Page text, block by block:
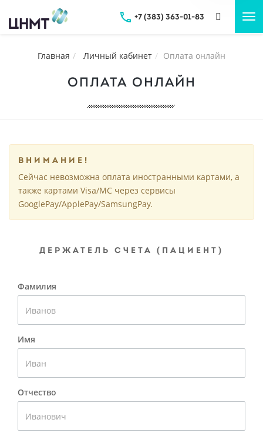
+7 (383) 363-01-83
Главная Личный кабинет Оплата онлайн
ОПЛАТА ОНЛАЙН
ВНИМАНИЕ!
Сейчас невозможна оплата иностранными картами, а
также картами Visa/MC через сервисы
GooglePay/ApplePay/SamsungPay.
ДЕРЖАТЕЛЬ СЧЕТА (ПАЦИЕНТ)
Фамилия
Имя
Отчество